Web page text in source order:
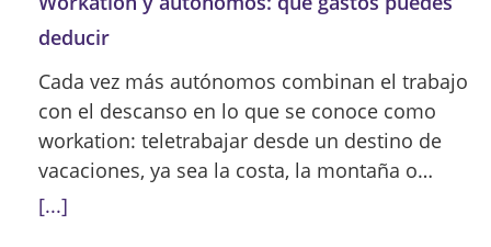
deducir
Cada vez más autónomos combinan el trabajo
con el descanso en lo que se conoce como
workation: teletrabajar desde un destino de
vacaciones, ya sea la costa, la montaña o…
[...]